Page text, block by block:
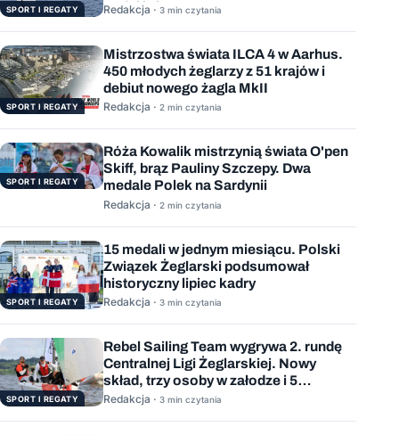
SPORT I REGATY podejściem
Redakcja · 3 min czytania
SPORT I REGATY
Mistrzostwa świata ILCA 4 w Aarhus.
450 młodych żeglarzy z 51 krajów i
debiut nowego żagla MkII
Redakcja · 2 min czytania
SPORT I REGATY
Róża Kowalik mistrzynią świata O'pen
Skiff, brąz Pauliny Szczepy. Dwa
medale Polek na Sardynii
Redakcja · 2 min czytania
SPORT I REGATY
15 medali w jednym miesiącu. Polski
Związek Żeglarski podsumował
historyczny lipiec kadry
Redakcja · 3 min czytania
SPORT I REGATY
Rebel Sailing Team wygrywa 2. rundę
Centralnej Ligi Żeglarskiej. Nowy
skład, trzy osoby w załodze i 5
wygranych wyścigów
Redakcja · 3 min czytania